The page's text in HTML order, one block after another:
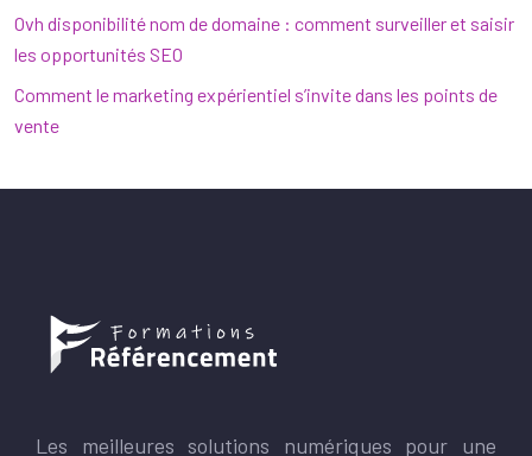
Ovh disponibilité nom de domaine : comment surveiller et saisir
les opportunités SEO
Comment le marketing expérientiel s’invite dans les points de
vente
Les meilleures solutions numériques pour une